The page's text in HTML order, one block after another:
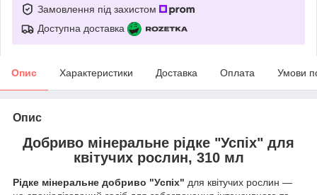
Замовлення під захистом
Доступна доставка
Опис Характеристики Доставка Оплата Умови
Опис
Добриво мінеральне рідке "Успіх" для
квітучих рослин, 310 мл
Рідке мінеральне добриво "Успіх" для квітучих рослин —